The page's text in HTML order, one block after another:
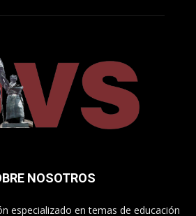
NOSOTROS
especializado en temas de educación